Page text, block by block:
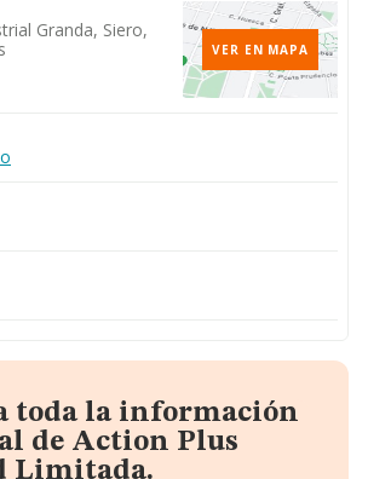
Granda, Siero,
VER EN MAPA
toda la información
de Action Plus
Limitada.